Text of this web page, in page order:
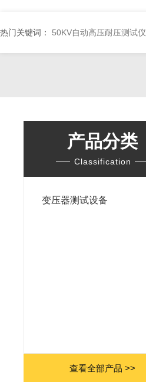
热门关键词： 50KV自动高压耐压测试仪
产品分类
Classification
变压器测试设备
查看全部产品 >>